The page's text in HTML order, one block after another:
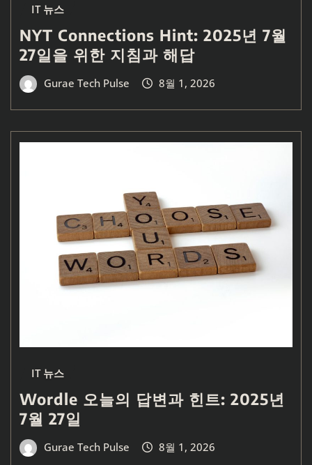
IT 뉴스
NYT Connections Hint: 2025년 7월
27일을 위한 지침과 해답
Gurae Tech Pulse 8월 1, 2026
IT 뉴스
Wordle 오늘의 답변과 힌트: 2025년
7월 27일
Gurae Tech Pulse 8월 1, 2026